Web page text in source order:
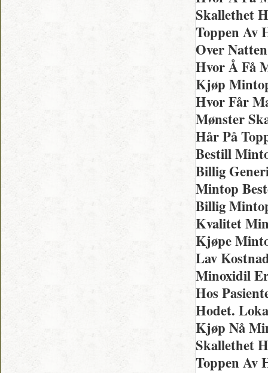
Skallethet
Toppen Av
Over
Hvor Å Få
Kjøp
Hvor Får
Mønster
Hår På
Bestill
Billig
Mintop
Billig
Kvalitet
Kjøpe
Lav
Minoxidil
Hos
Hodet.
Kjøp Nå
Skallethet
Toppen Av